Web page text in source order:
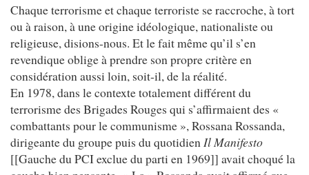
Chaque terrorisme et chaque terroriste se raccroche, à tort
ou à raison, à une origine idéologique, nationaliste ou
religieuse, disions-nous. Et le fait même qu’il s’en
revendique oblige à prendre son propre critère en
considération aussi loin, soit-il, de la réalité.
En 1978, dans le contexte totalement différent du
terrorisme des Brigades Rouges qui s’affirmaient des «
combattants pour le communisme », Rossana Rossanda,
dirigeante du groupe puis du quotidien Il Manifesto
[[Gauche du PCI exclue du parti en 1969]] avait choqué la